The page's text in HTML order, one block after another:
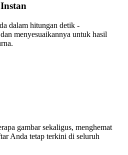
dalam hitungan detik -
menyesuaikannya untuk hasil
gambar sekaligus, menghemat
Anda tetap terkini di seluruh